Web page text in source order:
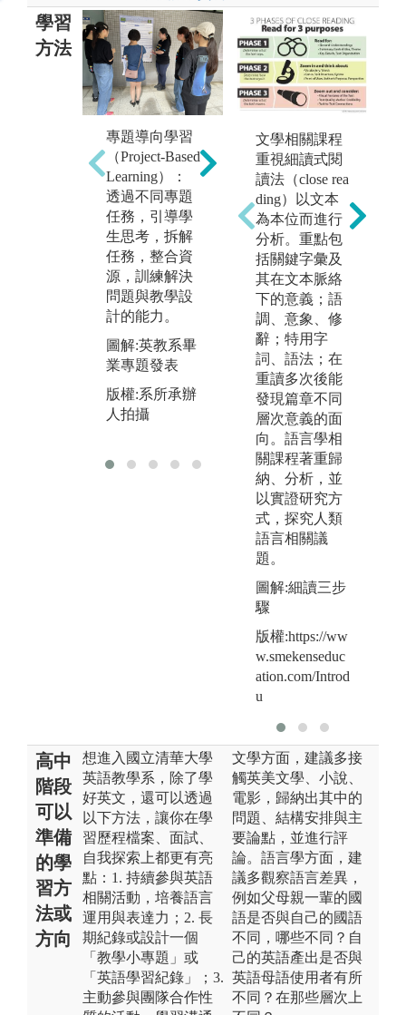
學習
方法
專題導向學習
（Project-Based
Learning）：
透過不同專題
任務，引導學
生思考，拆解
任務，整合資
源，訓練解決
問題與教學設
計的能力。
圖解:英教系畢
業專題發表
版權:系所承辦
人拍攝
教學模擬與實
作：站上講臺
當老師，實際
設計教案、操
作教具，甚至
到校外進行教
學實習，把理
論應用在真實
教室中。
圖解:本系學生
到國小舉辦英
語營隊
版權:系所承辦
人拍攝
文學相關課程
重視細讀式閱
讀法（close rea
ding）以文本
為本位而進行
分析。重點包
括關鍵字彙及
其在文本脈絡
下的意義；語
調、意象、修
辭；特用字
詞、語法；在
重讀多次後能
發現篇章不同
層次意義的面
向。語言學相
關課程著重歸
納、分析，並
以實證研究方
式，探究人類
語言相關議
題。
圖解:細讀三步
驟
版權:https://ww
w.smekenseduc
ation.com/Introd
u
高中
階段
可以
準備
的學
習方
法或
方向
想進入國立清華大學
英語教學系，除了學
好英文，還可以透過
以下方法，讓你在學
習歷程檔案、面試、
自我探索上都更有亮
點：1. 持續參與英語
相關活動，培養語言
運用與表達力；2. 長
期紀錄或設計一個
「教學小專題」或
「英語學習紀錄」；3.
主動參與團隊合作性
文學方面，建議多接
觸英美文學、小說、
電影，歸納出其中的
問題、結構安排與主
要論點，並進行評
論。語言學方面，建
議多觀察語言差異，
例如父母親一輩的國
語是否與自己的國語
不同，哪些不同？自
己的英語產出是否與
英語母語使用者有所
不同？在那些層次上